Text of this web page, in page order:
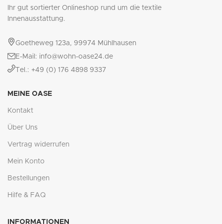
Ihr gut sortierter Onlineshop rund um die textile
Innenausstattung.
Goetheweg 123a, 99974 Mühlhausen
E-Mail: info@wohn-oase24.de
Tel.: +49 (0) 176 4898 9337
MEINE OASE
Kontakt
Über Uns
Vertrag widerrufen
Mein Konto
Bestellungen
Hilfe & FAQ
INFORMATIONEN